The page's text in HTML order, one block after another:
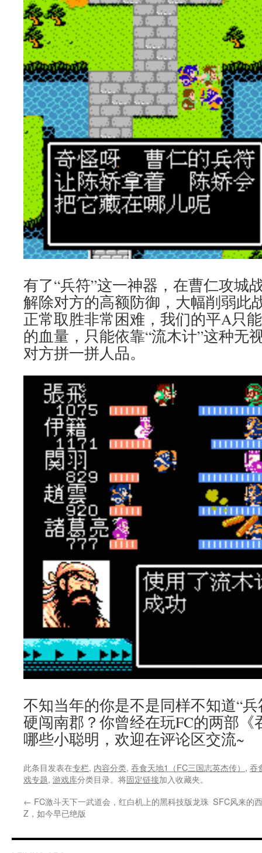
有了“兵符”这一神器，在曹仁攻城
解除对方的高额防御，大幅削弱此
正常取胜非常困难，我们的平A只
的血量，只能依靠“流木计”这种无
对方拼一拼人品。
不知当年的你是不是同样不知道“
硬闯南郡？你曾经在玩FC的两部《
哪些小聪明，欢迎在评论区交流~
此条目发表在专栏, 内容分类, 吞食天地1（FC三国志英杰传） , 吞
戏专题, 游戏库分类目录。将固定链接加入收藏夹。
← FC激斗天下一武道会，红白机上的黑科技版龙珠
Z，如今早已绝版
SFC风来的